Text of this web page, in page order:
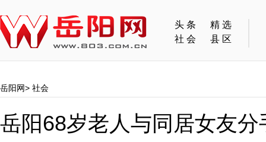
头条
精选
社会
县区
岳阳网> 社会
岳阳68岁老人与同居女友